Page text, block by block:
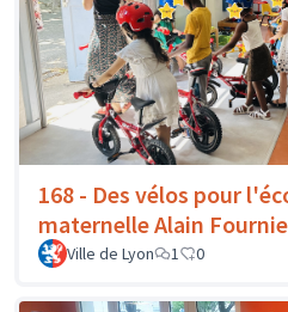
168 - Des vélos pour
maternelle Alain
Ville de Lyon 1 0